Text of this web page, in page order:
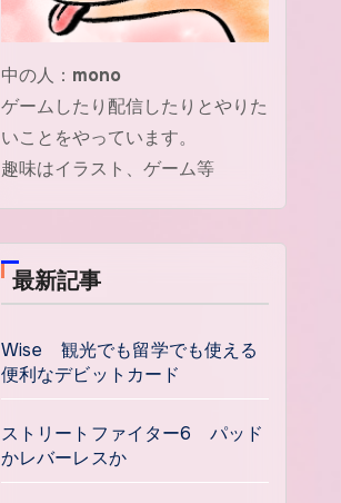
中の人： mono
ゲームしたり配信したりとやりた
いことをやっています。
趣味はイラスト、ゲーム等
最新記事
Wise 観光でも留学でも使える
便利なデビットカード
ストリートファイター6 パッド
かレバーレスか